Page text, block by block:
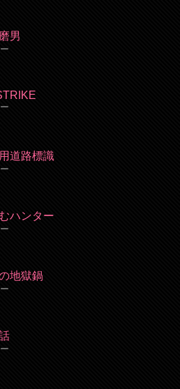
男
道路標識
ハンター
地獄鍋